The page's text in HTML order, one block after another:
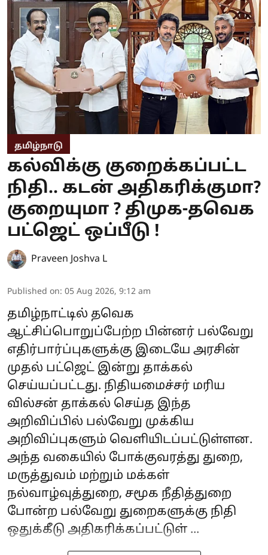
தமிழ்நாடு
கல்விக்கு குறைக்கப்பட்ட
நிதி.. கடன் அதிகரிக்குமா?
குறையுமா ? திமுக-தவெக
பட்ஜெட் ஒப்பீடு !
Praveen Joshva L
Published on: 05 Aug 2026, 9:12 am
தமிழ்நாட்டில் தவெக
ஆட்சிப்பொறுப்பேற்ற பின்னர் பல்வேறு
எதிர்பார்ப்புகளுக்கு இடையே அரசின்
முதல் பட்ஜெட் இன்று தாக்கல்
செய்யப்பட்டது. நிதியமைச்சர் மரிய
வில்சன் தாக்கல் செய்த இந்த
அறிவிப்பில் பல்வேறு முக்கிய
அறிவிப்புகளும் வெளியிடப்பட்டுள்ளன.
அந்த வகையில் போக்குவரத்து துறை,
மருத்துவம் மற்றும் மக்கள்
நல்வாழ்வுத்துறை, சமூக நீதித்துறை
போன்ற பல்வேறு துறைகளுக்கு நிதி
ஒதுக்கீடு அதிகரிக்கப்பட்டுள் ...